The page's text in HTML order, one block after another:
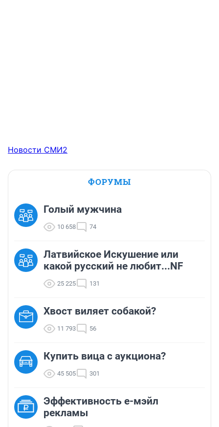
Новости СМИ2
ФОРУМЫ
Голый мужчина
10 658 74
Латвийское Искушение или
какой русский не любит...NF
25 225 131
Хвост виляет собакой?
11 793 56
Купить вица с аукциона?
45 505 301
Эффективность е-мэйл
рекламы